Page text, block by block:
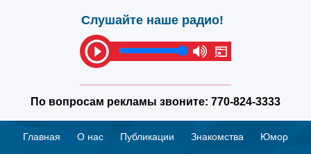
Слушайте наше радио!
По вопросам рекламы звоните: 770-824-3333
Главная О нас Публикации Знакомства Юмор